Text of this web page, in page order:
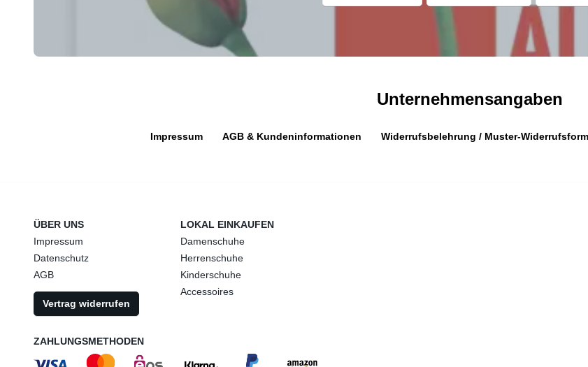
Unternehmensangaben
Impressum AGB & Kundeninformationen Widerrufsbelehrung / Muster-
ÜBER UNS
Impressum
Datenschutz
AGB
Vertrag widerrufen
LOKAL EINKAUFEN
Damenschuhe
Herrenschuhe
Kinderschuhe
Accessoires
ZAHLUNGSMETHODEN